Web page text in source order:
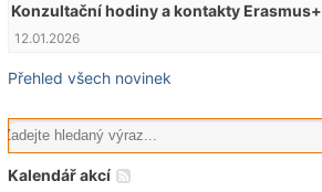
Konzultační hodiny a kontakty Erasmus+
12.01.2026
Přehled všech novinek
Kalendář akcí